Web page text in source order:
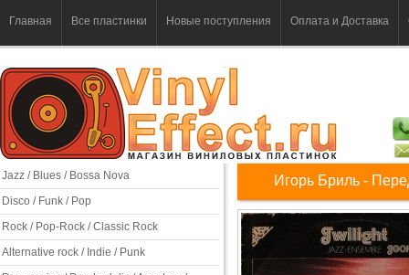
Главная Все пластинки Новые поступления Оплата и Доставка
Jazz / Blues / Bossa Nova
Disco / Funk / Pop
Rock / Pop-Rock / Classic Rock
Alternative rock / Indie / Punk
Игорь Бриль -